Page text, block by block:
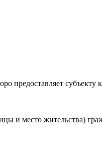
предоставляет
и место жительства)